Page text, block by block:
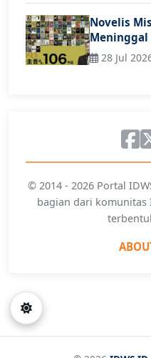
Novelis
Meninggal
28 Jul
© 2014 - 2026 Portal
bagian dari komunitas